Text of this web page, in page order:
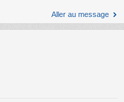
Aller au message